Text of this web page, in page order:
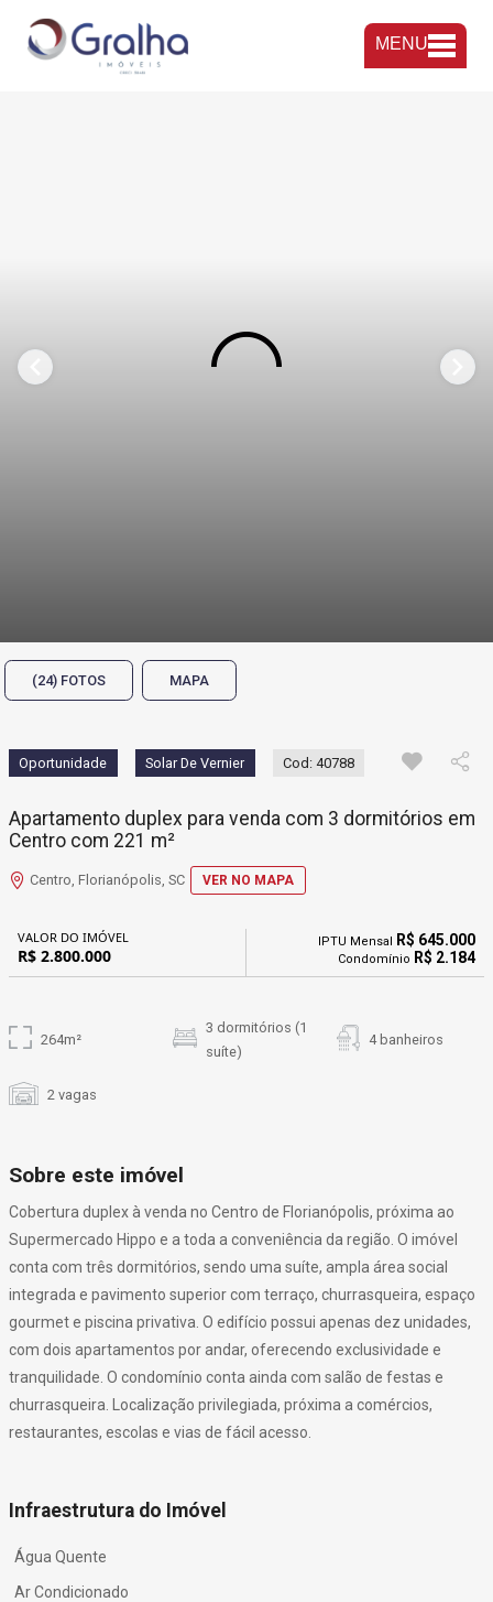
MENU
(24) FOTOS MAPA
Oportunidade Solar De Vernier Cod: 40788
Apartamento duplex para venda com 3 dormitórios em
Centro com 221 m²
Centro, Florianópolis, SC VER NO MAPA
VALOR DO IMÓVEL
R$ 2.800.000
IPTU Mensal R$ 645.000
Condomínio R$ 2.184
264m²
3 dormitórios (1
suíte)
4 banheiros
2 vagas
Sobre este imóvel
Cobertura duplex à venda no Centro de Florianópolis, próxima ao
Supermercado Hippo e a toda a conveniência da região. O imóvel
conta com três dormitórios, sendo uma suíte, ampla área social
integrada e pavimento superior com terraço, churrasqueira, espaço
gourmet e piscina privativa. O edifício possui apenas dez unidades,
com dois apartamentos por andar, oferecendo exclusividade e
tranquilidade. O condomínio conta ainda com salão de festas e
churrasqueira. Localização privilegiada, próxima a comércios,
restaurantes, escolas e vias de fácil acesso.
Infraestrutura do Imóvel
Água Quente
Ar Condicionado